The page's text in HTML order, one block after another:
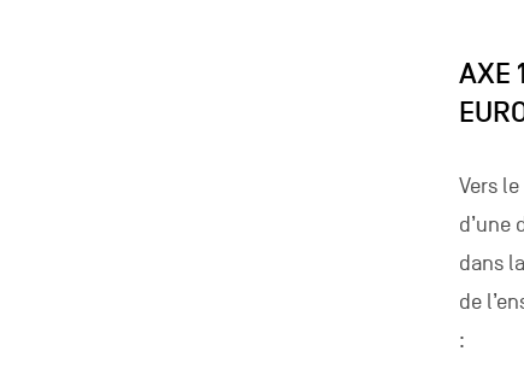
AXE
Vers
d’une
dans
de
: